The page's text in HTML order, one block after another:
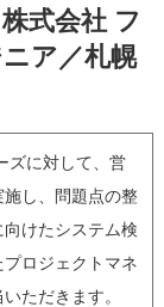
式会社 フ
ア／札幌
ズに対して、営
し、問題点の整
けたシステム検
ロジェクトマネ
ただきます。